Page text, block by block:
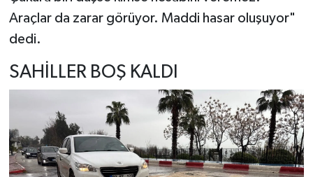
Araçlar da zarar görüyor. Maddi hasar oluşuyor"
dedi.
SAHİLLER BOŞ KALDI